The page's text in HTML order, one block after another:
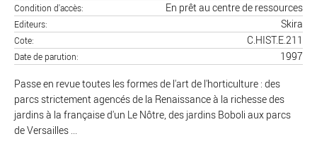
Condition d'accès En prêt au centre de ressources
Editeurs Skira
Cote C.HIST.E.211
Date de parution 1997
Passe en revue toutes les formes de l'art de l'horticulture : des
parcs strictement agencés de la Renaissance à la richesse des
jardins à la française d'un Le Nôtre, des jardins Boboli aux parcs
de Versailles ...